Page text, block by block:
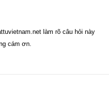
làm rõ câu hỏi này
cám ơn.